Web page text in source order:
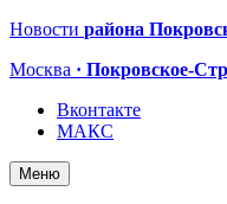
Новости района
Москва · Покровское-
Вконтакте
МАКС
Меню